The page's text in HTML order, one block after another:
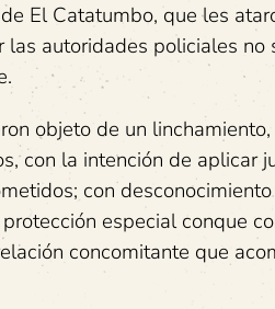
El Catatumbo, que les
autoridades policiales
objeto de un
con la intención de aplicar
con
especial conque
concomitante que